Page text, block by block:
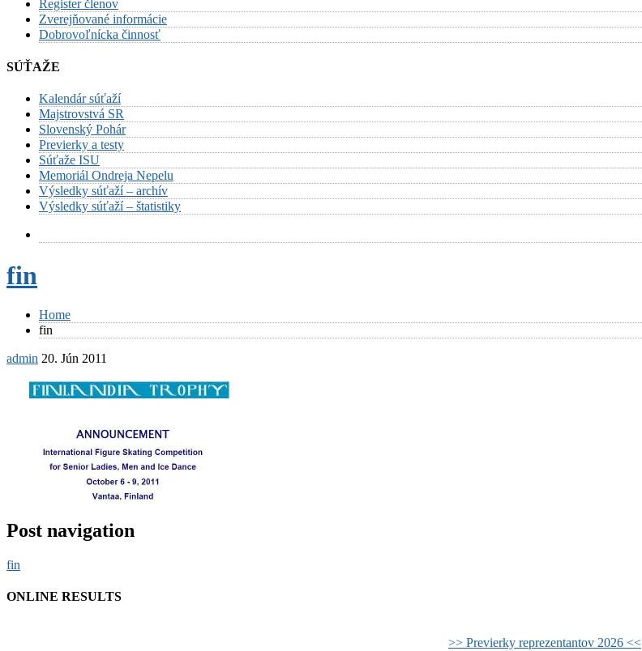
Register členov
Zverejňované informácie
Dobrovoľnícka činnosť
SÚŤAŽE
Kalendár súťaží
Majstrovstvá SR
Slovenský Pohár
Previerky a testy
Súťaže ISU
Memoriál Ondreja Nepelu
Výsledky súťaží – archív
Výsledky súťaží – štatistiky
fin
Home
fin
admin 20. Jún 2011
Post navigation
fin
ONLINE RESULTS
>> Previerky reprezentantov 2026 <<